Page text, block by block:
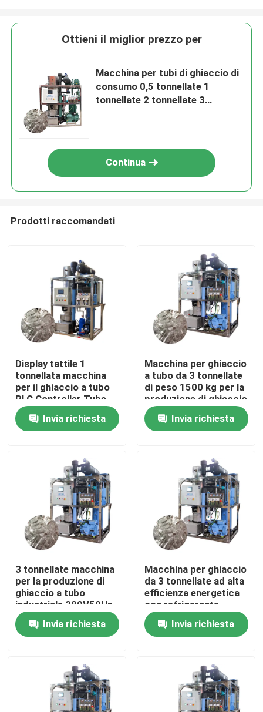
Casa.
Prodotti
Su di noi
Visita alla fabbrica
Contattaci
Chiedi un preventivo
Macchine per ghiaccio a tubo
macchine per il ghiaccio a grandi cubi
Ottieni il miglior prezzo per
Macchina per tubi di ghiaccio di
consumo 0,5 tonnellate 1
tonnellate 2 tonnellate 3
Continua
Prodotti raccomandati
Display tattile 1
tonnellata macchina
per il ghiaccio a tubo
PLC Controller Tube
Ice Maker
Automatizzato
Invia richiesta
Macchina per ghiaccio
a tubo da 3 tonnellate
di peso 1500 kg per la
produzione di ghiaccio
alimentare in vendita e
prestazioniInvia richiesta
3 tonnellate macchina
per la produzione di
ghiaccio a tubo
industriale 380V50Hz
per hotel e ristoranti
Invia richiesta
Macchina per ghiaccio
da 3 tonnellate ad alta
efficienza energetica
con refrigerante
R404a e grande
capacitàInvia richiesta